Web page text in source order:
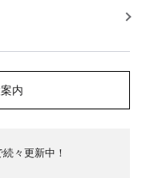
内
々更新中！